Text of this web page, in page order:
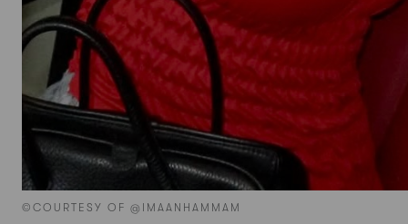
©COURTESY OF @IMAANHAMMAM